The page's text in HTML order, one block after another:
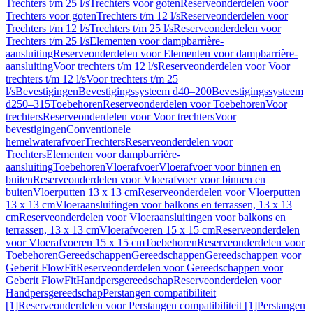
Trechters t/m 25 l/sTrechters voor gotenReserveonderdelen voor
Trechters voor gotenTrechters t/m 12 l/sReserveonderdelen voor
Trechters t/m 12 l/sTrechters t/m 25 l/sReserveonderdelen voor
Trechters t/m 25 l/sElementen voor dampbarrière-
aansluitingReserveonderdelen voor Elementen voor dampbarrière-
aansluitingVoor trechters t/m 12 l/sReserveonderdelen voor Voor
trechters t/m 12 l/sVoor trechters t/m 25
l/sBevestigingenBevestigingssysteem d40–200Bevestigingssysteem
d250–315ToebehorenReserveonderdelen voor ToebehorenVoor
trechtersReserveonderdelen voor Voor trechtersVoor
bevestigingenConventionele
hemelwaterafvoerTrechtersReserveonderdelen voor
TrechtersElementen voor dampbarrière-
aansluitingToebehorenVloerafvoerVloerafvoer voor binnen en
buitenReserveonderdelen voor Vloerafvoer voor binnen en
buitenVloerputten 13 x 13 cmReserveonderdelen voor Vloerputten
13 x 13 cmVloeraansluitingen voor balkons en terrassen, 13 x 13
cmReserveonderdelen voor Vloeraansluitingen voor balkons en
terrassen, 13 x 13 cmVloerafvoeren 15 x 15 cmReserveonderdelen
voor Vloerafvoeren 15 x 15 cmToebehorenReserveonderdelen voor
ToebehorenGereedschappenGereedschappenGereedschappen voor
Geberit FlowFitReserveonderdelen voor Gereedschappen voor
Geberit FlowFitHandpersgereedschapReserveonderdelen voor
HandpersgereedschapPerstangen compatibiliteit
[1]Reserveonderdelen voor Perstangen compatibiliteit [1]Perstangen